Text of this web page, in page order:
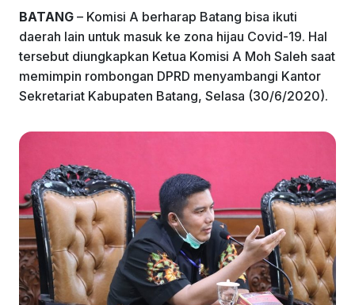
o
o
k
n p
p
m
BATANG – Komisi A berharap Batang bisa ikuti
daerah lain untuk masuk ke zona hijau Covid-19. Hal
tersebut diungkapkan Ketua Komisi A Moh Saleh saat
memimpin rombongan DPRD menyambangi Kantor
Sekretariat Kabupaten Batang, Selasa (30/6/2020).